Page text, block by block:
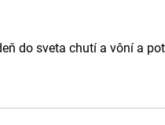
do sveta chutí a vôní a